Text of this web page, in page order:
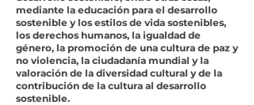
mediante la educación para el desarrollo
sostenible y los estilos de vida sostenibles,
los derechos humanos, la igualdad de
género, la promoción de una cultura de paz y
no violencia, la ciudadanía mundial y la
valoración de la diversidad cultural y de la
contribución de la cultura al desarrollo
sostenible.